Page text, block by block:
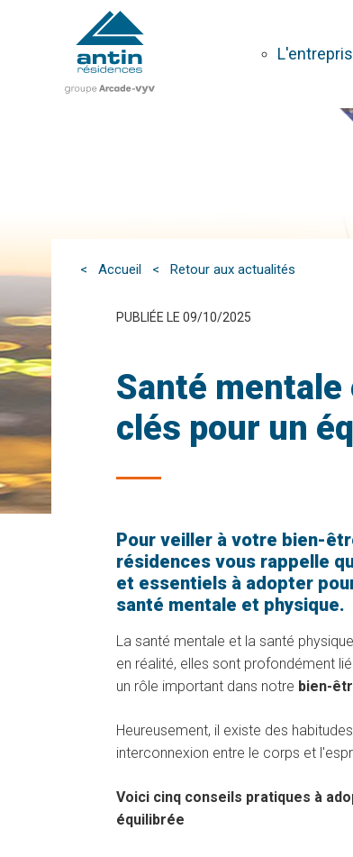
< Accueil < Retour aux actualités
PUBLIÉE LE 09/10/2025
Santé
clés pour un
Pour veiller à votre bien-
résidences vous rappelle
et essentiels à adopter
santé mentale et physique.
La santé mentale et la santé
en réalité, elles sont profondément
un rôle important dans notre bien-
Heureusement, il existe des
interconnexion entre le corps et
Voici cinq conseils pratiques à
équilibrée